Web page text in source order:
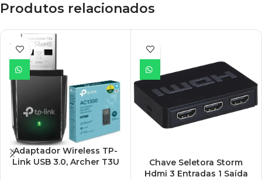
Produtos relacionados
ESGO
TADO
Adaptador Wireless TP-
Link USB 3.0, Archer T3U
Chave Seletora Storm
Hdmi 3 Entradas 1 Saída